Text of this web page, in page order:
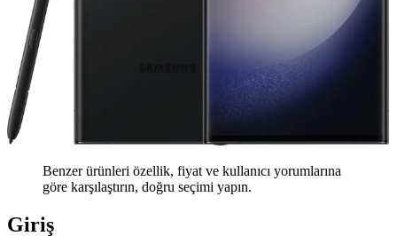
Benzer ürünleri özellik, fiyat ve kullanıcı yorumlarına
göre karşılaştırın, doğru seçimi yapın.
Giriş